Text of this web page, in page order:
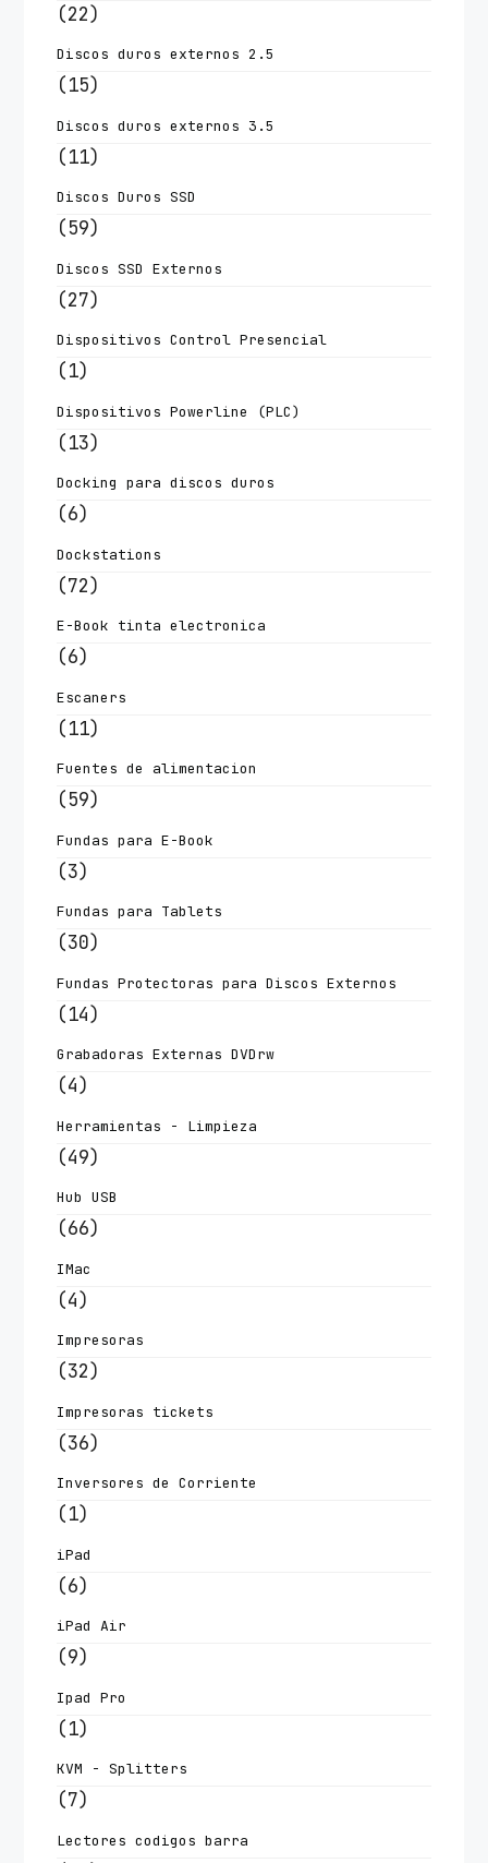
(22)
Discos duros externos 2.5
(15)
Discos duros externos 3.5
(11)
Discos Duros SSD
(59)
Discos SSD Externos
(27)
Dispositivos Control Presencial
(1)
Dispositivos Powerline (PLC)
(13)
Docking para discos duros
(6)
Dockstations
(72)
E-Book tinta electronica
(6)
Escaners
(11)
Fuentes de alimentacion
(59)
Fundas para E-Book
(3)
Fundas para Tablets
(30)
Fundas Protectoras para Discos Externos
(14)
Grabadoras Externas DVDrw
(4)
Herramientas - Limpieza
(49)
Hub USB
(66)
IMac
(4)
Impresoras
(32)
Impresoras tickets
(36)
Inversores de Corriente
(1)
iPad
(6)
iPad Air
(9)
Ipad Pro
(1)
KVM - Splitters
(7)
Lectores codigos barra